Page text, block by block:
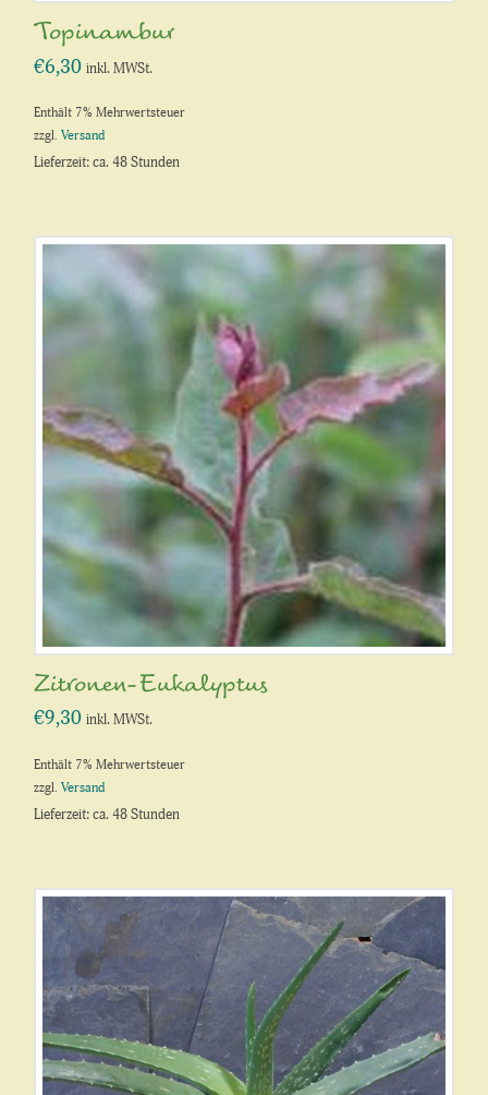
Topinambur
€6,30 inkl. MWSt.
Enthält 7% Mehrwertsteuer
zzgl.Versand
Lieferzeit: ca. 48 Stunden
Zitronen-Eukalyptus
€9,30 inkl. MWSt.
Enthält 7% Mehrwertsteuer
zzgl.Versand
Lieferzeit: ca. 48 Stunden